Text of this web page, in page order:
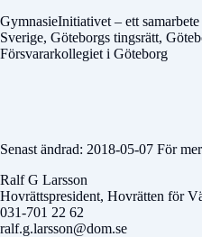
GymnasieInitiativet – ett
Sverige, Göteborgs tingsrätt,
Försvararkollegiet i Göteborg
Senast ändrad: 2018-05-07 För
Ralf G Larsson
Hovrättspresident, Hovrätten för
031-701 22 62
ralf.g.larsson@dom.se